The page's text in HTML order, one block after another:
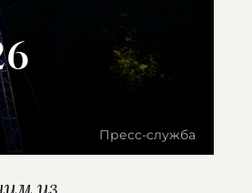
Пресс-служба
из